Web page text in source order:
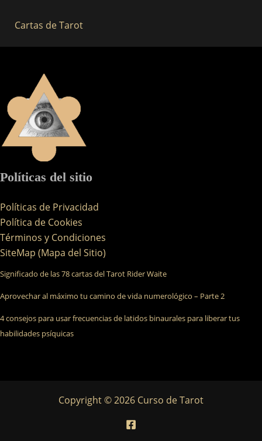
Cartas de Tarot
Políticas del sitio
Políticas de Privacidad
Política de Cookies
Términos y Condiciones
SiteMap (Mapa del Sitio)
Significado de las 78 cartas del Tarot Rider Waite
Aprovechar al máximo tu camino de vida numerológico – Parte 2
4 consejos para usar frecuencias de latidos binaurales para liberar tus
habilidades psíquicas
Copyright © 2026 Curso de Tarot